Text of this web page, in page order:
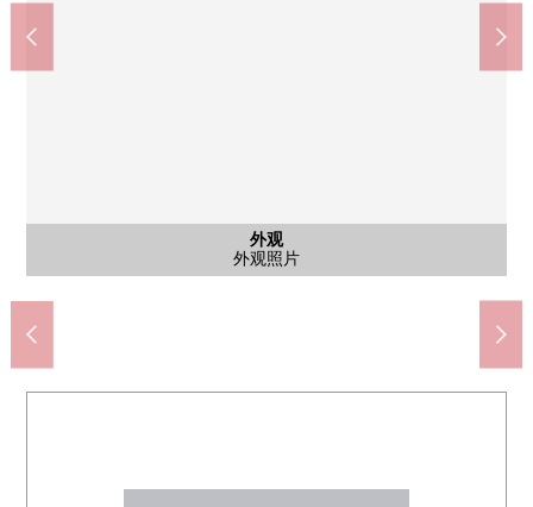
外观
外观照片
入口
入口
入口
入口
入口
入口
大厅
大厅
大厅
大厅
大厅
大厅
外观
外观照片
外观
外观照片
东急商店二子玉川RISE店(约430m)
世田谷区立二子玉川小学(约1100m)
世田谷区立濑田中学(约1200m)
二子玉川邮局(约450m)
世田谷区立二子玉川公园(约120m)